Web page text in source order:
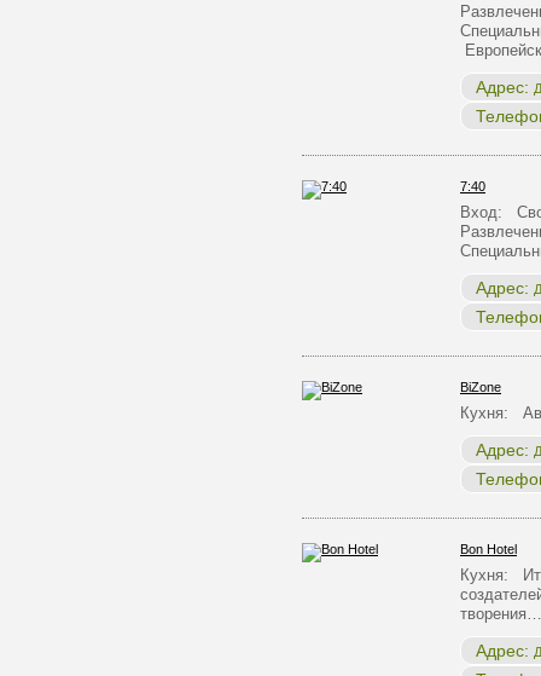
Адрес:
7:40
Вход:
Адрес:
BiZone
Кухня:
Адрес:
Bon Hotel
Кухня:
творения…
Адрес: